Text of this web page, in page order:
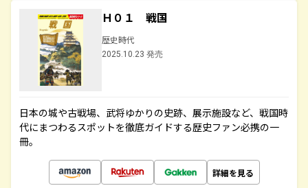
Ｈ０１ 戦国
歴史時代
2025.10.23 発売
日本の城や古戦場、武将ゆかりの史跡、展示施設など、戦国時
代にまつわるスポットを徹底ガイドする歴史ファン必携の一
冊。
詳細を見る